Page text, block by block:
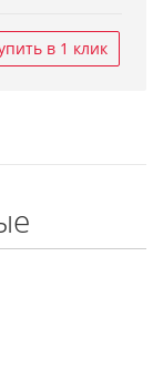
в 1 клик